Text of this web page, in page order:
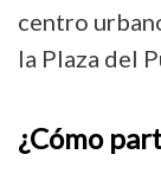
centro
la Plaza del
¿Cómo